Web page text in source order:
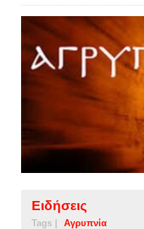
Ειδήσεις
Tags | Αγρυπνία